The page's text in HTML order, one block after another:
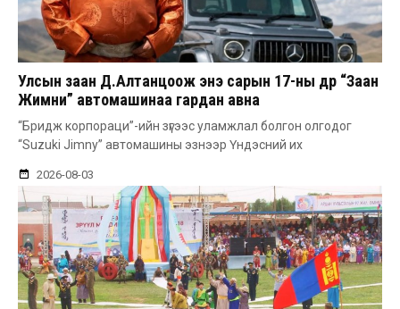
Улсын заан Д.Алтанцоож энэ сарын 17-ны өдөр “Заан
Жимни” автомашинаа гардан авна
“Бридж корпораци”-ийн зүгээс уламжлал болгон олгодог
“Suzuki Jimny” автомашины эзнээр Үндэсний их
2026-08-03